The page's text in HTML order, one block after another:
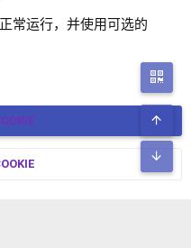
们
中文社区 版权所有 冀ICP备
常运行，并使用可选的